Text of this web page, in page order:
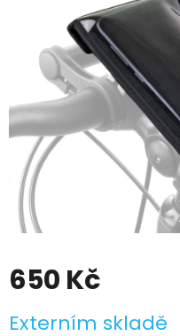
hvězdiček.
650 Kč
cena:
Externím skladě